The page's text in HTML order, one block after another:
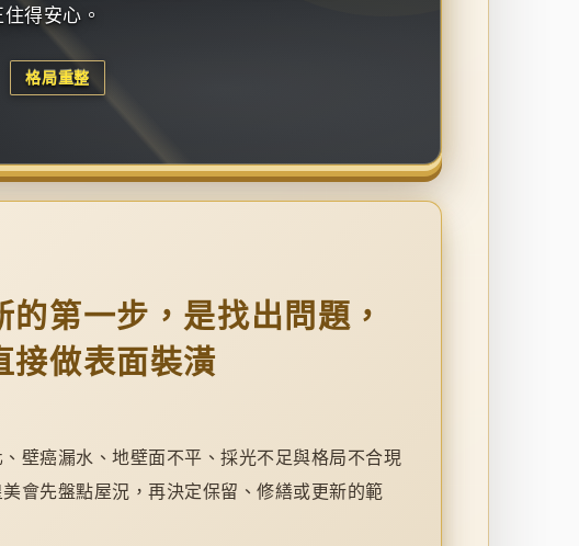
得安心。
格局重整
的第一步，是找出問題，
接做表面裝潢
壁癌漏水、地壁面不平、採光不足與格局不合現
會先盤點屋況，再決定保留、修繕或更新的範